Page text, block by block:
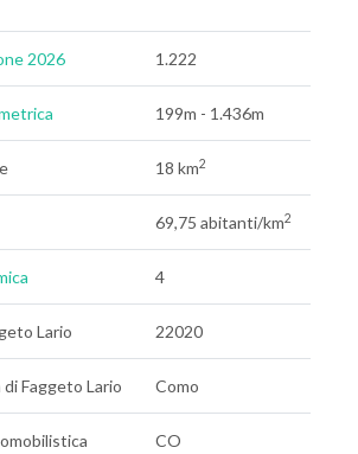
2026 1.222
199m - 1.436m
18 km2
69,75 abitanti/km2
4
Lario 22020
di Faggeto Lario Como
CO